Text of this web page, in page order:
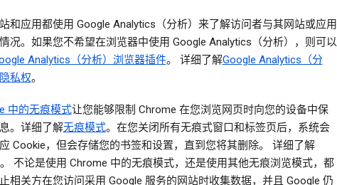
和应用都使用 Google Analytics（分析）来了解访问者与其网站或应用
况。如果您不希望在浏览器中使用 Google Analytics（分析），则可以
Analytics（分析）浏览器插件。 详细了解Google Analytics（分
私权。
中的无痕模式让您能够限制 Chrome 在您浏览网页时向您的设备中保
。详细了解无痕模式。在您关闭所有无痕式窗口和标签页后，系统会
Cookie，但会存储您的书签和设置，直到您将其删除。 详细了解
。 不论是使用 Chrome 中的无痕模式，还是使用其他无痕浏览模式，都
相关方在您访问采用 Google 服务的网站时收集数据，并且 Google 仍